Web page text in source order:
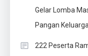
Gelar Lomba
Pangan Keluarga
222 Peserta